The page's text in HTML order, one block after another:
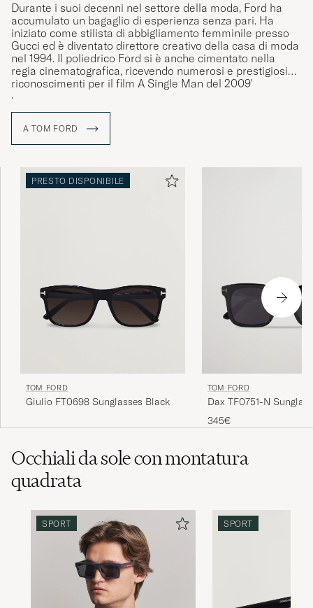
Durante i suoi decenni nel settore della moda, Ford ha
accumulato un bagaglio di esperienza senza pari. Ha
iniziato come stilista di abbigliamento femminile presso
Gucci ed è diventato direttore creativo della casa di moda
nel 1994. Il poliedrico Ford si è anche cimentato nella
regia cinematografica, ricevendo numerosi e prestigiosi
riconoscimenti per il film A Single Man del 2009'
.
A TOM FORD
PRESTO DISPONIBILE
TOM FORD
Giulio FT0698 Sunglasses Black
TOM FORD
Dax TF0751-N
345€
Occhiali da sole con montatura
quadrata
SPORT SPORT